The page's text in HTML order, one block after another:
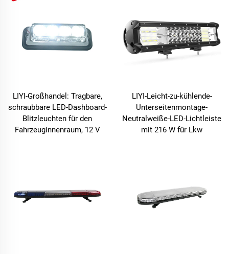
LIYI-Großhandel: Tragbare,
schraubbare LED-Dashboard-
Blitzleuchten für den
Fahrzeuginnenraum, 12 V
LIYI-Leicht-zu-kühlende-
Unterseitenmontage-
Neutralweiße-LED-Lichtleiste
mit 216 W für Lkw